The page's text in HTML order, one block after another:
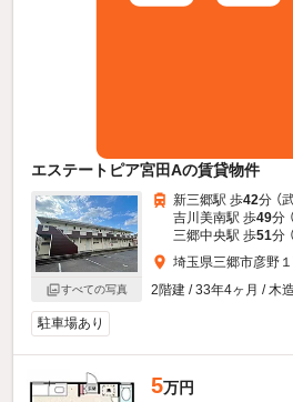
エステートピア宮田Aの賃貸物件
すべての写真
新三郷駅 歩42分 （
吉川美南駅 歩49分
三郷中央駅 歩51分
埼玉県三郷市彦野
2階建 / 33年4ヶ月 / 木造
駐車場あり
5万円